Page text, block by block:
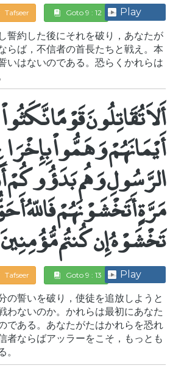
Tafseer Goto 9 : 12 Play
誓約した後にそれを破り，あなたが
らば，不信者の首長たちと戦え。本
いはないのである。恐らくかれらは
أَلاَ تُقَاتِلُونَ قَوْمًا نَّكَثُواْ
أَيْمَانَهُمْ وَهَمُّواْ
الرَّسُولِ وَهُم بَدَؤُوكُمْ
مَرَّةٍ أَتَخْشَوْنَهُمْ فَاللّهُ
تَخْشَوْهُ إِن كُنتُم مُّؤُمِنِينَ
Tafseer Goto 9 : 13 Play
の誓いを破り，使徒を追放しようと
わないのか。かれらは最初にあなた
である。あなたがたはかれらを恐れ
者ならばアッラーをこそ，もっとも